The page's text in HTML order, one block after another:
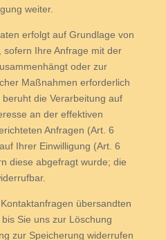
weiter.
erfolgt auf Grundlage von
sofern Ihre Anfrage mit der
oder zur
Maßnahmen erforderlich
die Verarbeitung auf
an der effektiven
Anfragen (Art. 6
Ihrer Einwilligung (Art. 6
diese abgefragt wurde; die
übersandten
Sie uns zur Löschung
zur Speicherung widerrufen